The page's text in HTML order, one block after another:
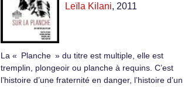
Leïla Kilani, 2011
La « Planche » du titre est multiple, elle est
tremplin, plongeoir ou planche à requins. C’est
l’histoire d’une fraternité en danger, l’histoire d’un